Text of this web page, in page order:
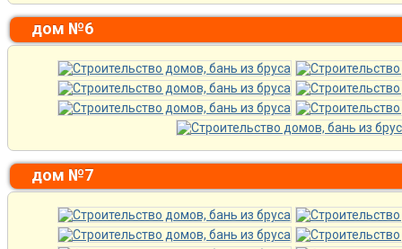
дом №6
дом №7